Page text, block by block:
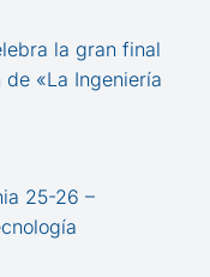
la gran final
«La Ingeniería
25-26 –